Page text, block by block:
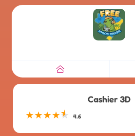
Cashier 3D
★★★★★ 4.6